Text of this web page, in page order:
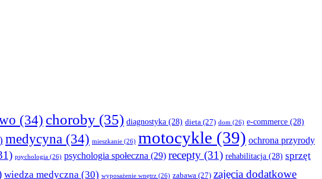
(34) choroby (35) diagnostyka (28) dieta (27) dom (26) e-commerce (28)
medycyna (34) mieszkanie (26) motocykle (39) ochrona przyrody
psychologia (26) psychologia społeczna (29) recepty (31) rehabilitacja (28) sprzęt
wiedza medyczna (30) wyposażenie wnętrz (26) zabawa (27) zajęcia dodatkowe